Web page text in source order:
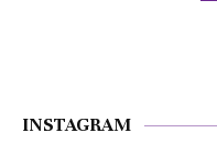
INSTAGRAM